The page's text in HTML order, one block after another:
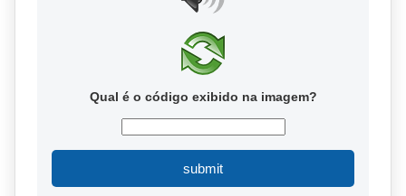
Qual é o código exibido na imagem?
submit